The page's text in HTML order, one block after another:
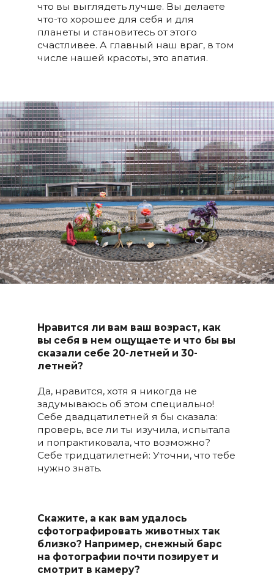
что вы выглядеть лучше. Вы делаете
что-то хорошее для себя и для
планеты и становитесь от этого
счастливее. А главный наш враг, в том
числе нашей красоты, это апатия.
Нравится ли вам ваш возраст, как
вы себя в нем ощущаете и что бы вы
сказали себе 20-летней и 30-
летней?
Да, нравится, хотя я никогда не
задумываюсь об этом специально!
Себе двадцатилетней я бы сказала:
проверь, все ли ты изучила, испытала
и попрактиковала, что возможно?
Себе тридцатилетней: Уточни, что тебе
нужно знать.
Скажите, а как вам удалось
сфотографировать животных так
близко? Например, снежный барс
на фотографии почти позирует и
смотрит в камеру?